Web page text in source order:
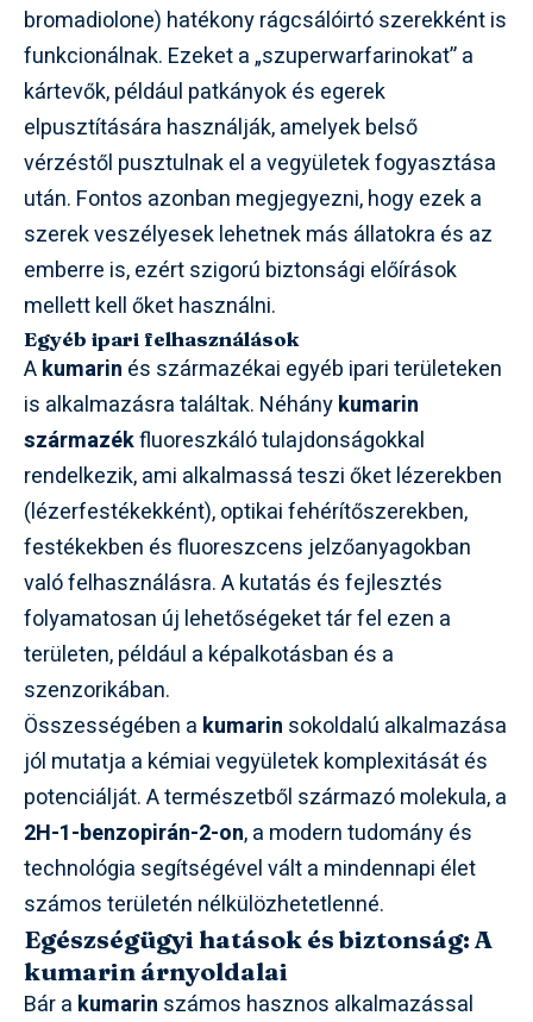
bromadiolone) hatékony rágcsálóirtó szerekként is
funkcionálnak. Ezeket a „szuperwarfarinokat” a
kártevők, például patkányok és egerek
elpusztítására használják, amelyek belső
vérzéstől pusztulnak el a vegyületek fogyasztása
után. Fontos azonban megjegyezni, hogy ezek a
szerek veszélyesek lehetnek más állatokra és az
emberre is, ezért szigorú biztonsági előírások
mellett kell őket használni.
Egyéb ipari felhasználások
Akumarin és származékai egyéb ipari területeken
is alkalmazásra találtak. Néhánykumarin
származékfluoreszkáló tulajdonságokkal
rendelkezik, ami alkalmassá teszi őket lézerekben
(lézerfestékekként), optikai fehérítőszerekben,
festékekben és fluoreszcens jelzőanyagokban
való felhasználásra. A kutatás és fejlesztés
folyamatosan új lehetőségeket tár fel ezen a
területen, például a képalkotásban és a
szenzorikában.
Összességében a kumarin sokoldalú alkalmazása
jól mutatja a kémiai vegyületek komplexitását és
potenciálját. A természetből származó molekula, a
2H-1-benzopirán-2-on, a modern tudomány és
technológia segítségével vált a mindennapi élet
számos területén nélkülözhetetlenné.
Egészségügyi hatások és biztonság: A
kumarin árnyoldalai
Bár a kumarin számos hasznos alkalmazással